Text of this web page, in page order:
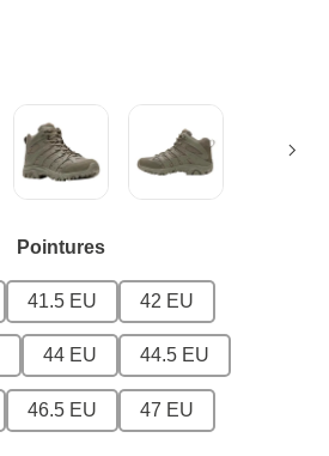
Pointures
41.5 EU 42 EU
44 EU 44.5 EU
46.5 EU 47 EU